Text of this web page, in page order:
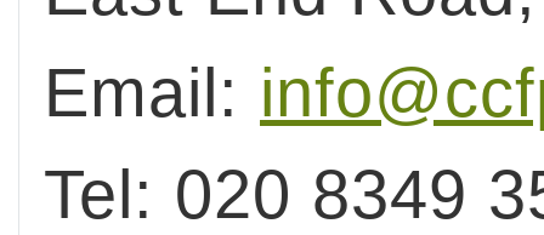
Email:
Tel: 020 8349